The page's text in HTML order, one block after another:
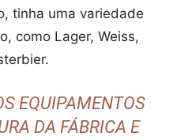
tinha uma variedade
como Lager, Weiss,
EQUIPAMENTOS
DA FÁBRICA E